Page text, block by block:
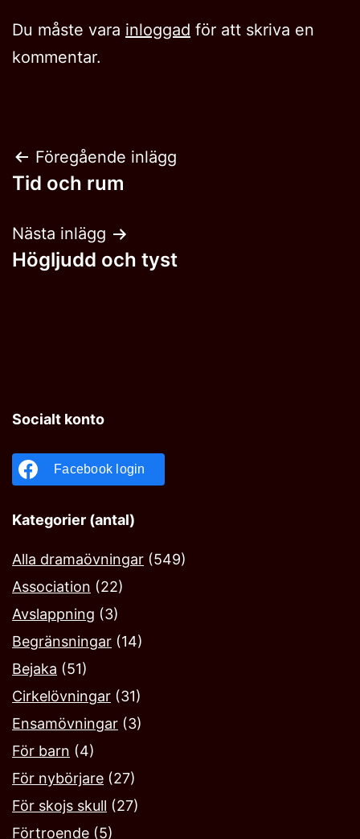
Du måste vara inloggad för att skriva en
kommentar.
Inläggsnavigering
Föregående inlägg
Tid och rum
Nästa inlägg
Högljudd och tyst
Socialt konto
Facebook login
Kategorier (antal)
Alla dramaövningar (549)
Association (22)
Avslappning (3)
Begränsningar (14)
Bejaka‎ (51)
Cirkelövningar (31)
Ensamövningar (3)
För barn (4)
För nybörjare (27)
För skojs skull (27)
Förtroende (5)